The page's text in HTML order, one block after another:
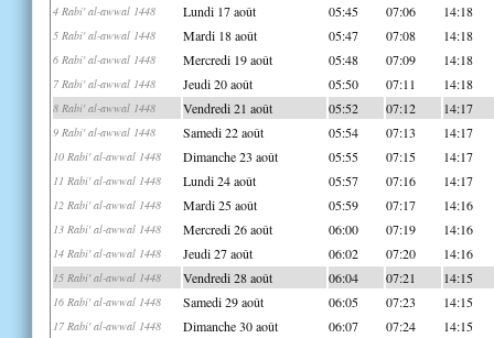
4 Rabi' al-awwal 1448 Lundi 17 août 05:45 07:06 14:18
5 Rabi' al-awwal 1448 Mardi 18 août 05:47 07:08 14:18
6 Rabi' al-awwal 1448 Mercredi 19 août 05:48 07:09 14:18
7 Rabi' al-awwal 1448 Jeudi 20 août 05:50 07:11 14:18
8 Rabi' al-awwal 1448 Vendredi 21 août 05:52 07:12 14:17
9 Rabi' al-awwal 1448 Samedi 22 août 05:54 07:13 14:17
10 Rabi' al-awwal 1448 Dimanche 23 août 05:55 07:15 14:17
11 Rabi' al-awwal 1448 Lundi 24 août 05:57 07:16 14:17
12 Rabi' al-awwal 1448 Mardi 25 août 05:59 07:17 14:16
13 Rabi' al-awwal 1448 Mercredi 26 août 06:00 07:19 14:16
14 Rabi' al-awwal 1448 Jeudi 27 août 06:02 07:20 14:16
15 Rabi' al-awwal 1448 Vendredi 28 août 06:04 07:21 14:15
16 Rabi' al-awwal 1448 Samedi 29 août 06:05 07:23 14:15
17 Rabi' al-awwal 1448 Dimanche 30 août 06:07 07:24 14:15